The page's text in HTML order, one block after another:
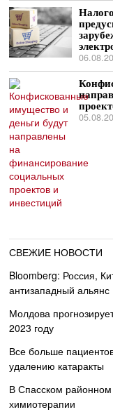
СВЕЖИЕ НОВОСТИ
Bloomberg: Россия,
антизападный альянс
Молдова
2023 году
Все больше
удалению катаракты
В Спасском районном
химиотерапии